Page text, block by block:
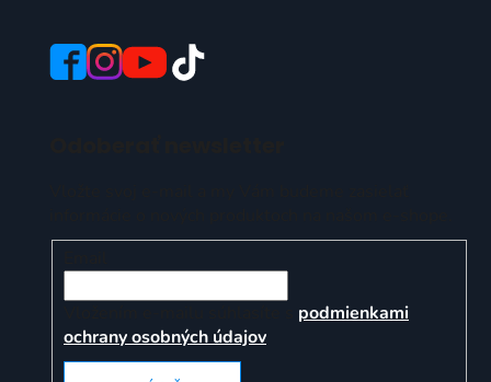
podmienkami
ochrany osobných údajov